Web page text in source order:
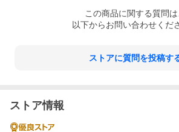
この商品に関する質問は
以下からお問い合わせくだ
ストアに質問を投稿す
ストア情報